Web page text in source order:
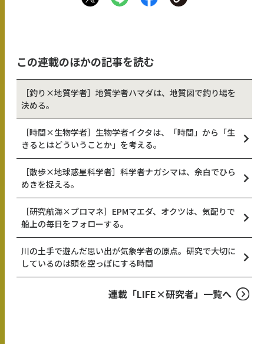
この連載のほかの記事を読む
［釣り×地質学者］地質学者ハマダは、地質図で釣り場を
決める。
［時間×生物学者］生物学者イクタは、「時間」から「生
きるとはどういうことか」を考える。
［散歩×地球惑星科学者］科学者ナガシマは、余白でひら
めきを捉える。
［研究航海×プロマネ］EPMマエダ、オクツは、気配りで
船上の毎日をフォローする。
川の土手で遊んだ思い出が気象学者の原点。研究で大切に
しているのは頭を空っぽにする時間
連載「LIFE×研究者」一覧へ